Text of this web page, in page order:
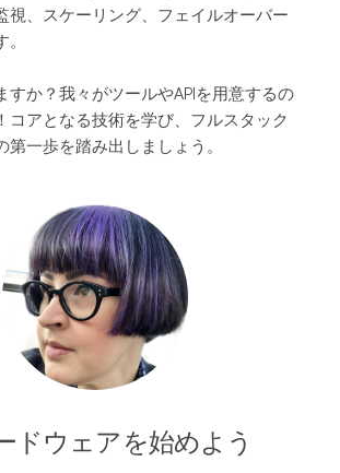
視、スケーリング、フェイルオーバー
すか？我々がツールやAPIを用意するの
コアとなる技術を学び、フルスタック
第一歩を踏み出しましょう。
ドウェアを始めよう